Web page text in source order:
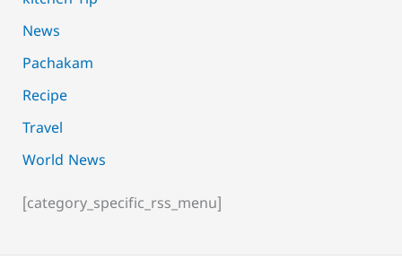
News
Pachakam
Recipe
Travel
World News
[category_specific_rss_menu]